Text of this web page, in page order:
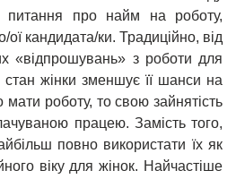
питання про найм на роботу,
ої кандидата/ки. Традиційно, від
«відпрошувань» з роботи для
жінки зменшує її шанси на
роботу, то свою зайнятість
працею. Замість того,
повно використати їх як
віку для жінок. Найчастіше